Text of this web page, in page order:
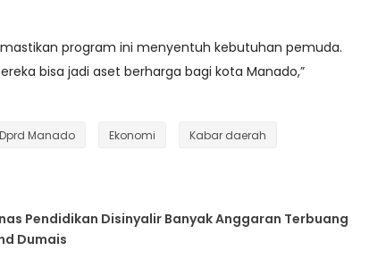
program ini menyentuh kebutuhan pemuda.
bisa jadi aset berharga bagi kota Manado,”
Dprd Manado Ekonomi Kabar daerah
Pendidikan Disinyalir Banyak Anggaran Terbuang
Dumais